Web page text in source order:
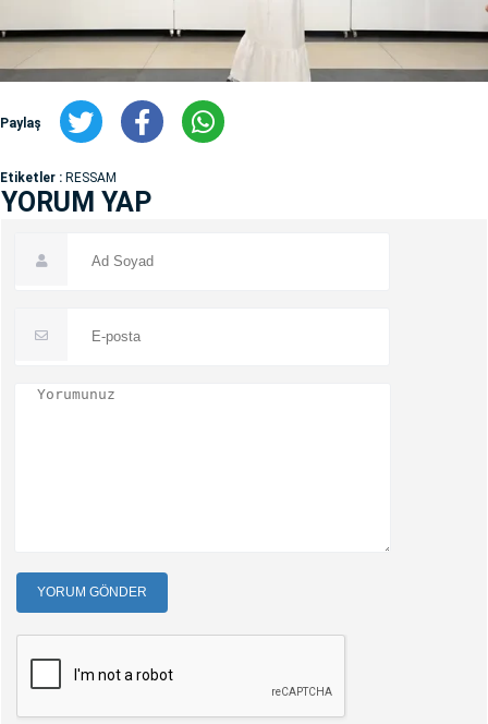
Paylaş
Etiketler : RESSAM
YORUM YAP
YORUM GÖNDER